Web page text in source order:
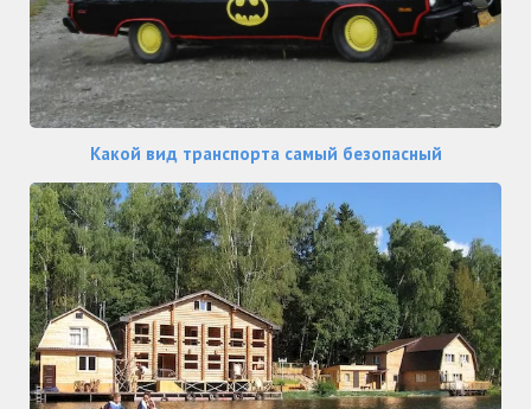
Какой вид транспорта самый безопасный